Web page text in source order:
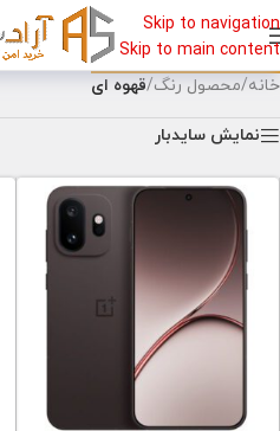
Skip to navigation
Skip to main content
خانه/محصول رنگ/قهوه ای
نمایش سایدبار